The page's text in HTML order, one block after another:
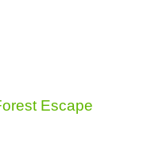
Escape